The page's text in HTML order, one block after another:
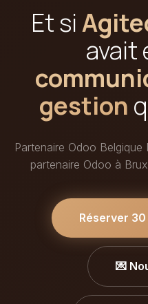
Et si
avait
gestion
Partenaire Odoo Belgique
partenaire Odoo à
Réserver
💌